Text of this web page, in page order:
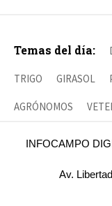
Temas del día:
TRIGO GIRASOL
AGRÓNOMOS
INFOCAMPO
Av.